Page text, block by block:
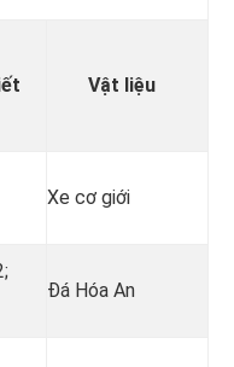
Vật liệu
Xe cơ giới
Đá Hóa An